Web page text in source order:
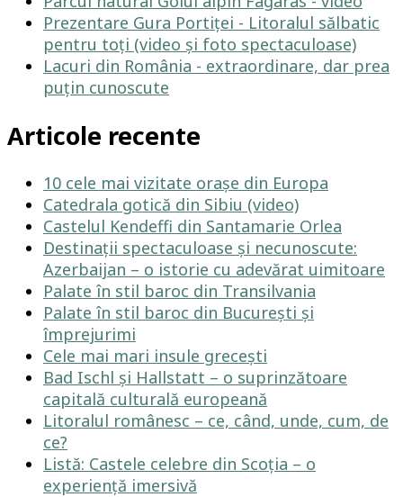
Prezentare Gura Portiței - Litoralul sălbatic
pentru toți (video și foto spectaculoase)
Lacuri din România - extraordinare, dar prea
puțin cunoscute
Articole recente
10 cele mai vizitate orașe din Europa
Catedrala gotică din Sibiu (video)
Castelul Kendeffi din Santamarie Orlea
Destinații spectaculoase și necunoscute:
Azerbaijan – o istorie cu adevărat uimitoare
Palate în stil baroc din Transilvania
Palate în stil baroc din București și
împrejurimi
Cele mai mari insule grecești
Bad Ischl și Hallstatt – o suprinzătoare
capitală culturală europeană
Litoralul românesc – ce, când, unde, cum, de
ce?
Listă: Castele celebre din Scoția – o
experiență imersivă